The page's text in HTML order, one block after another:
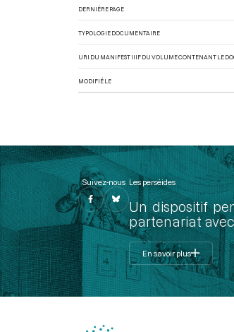
DERNIÈRE PAGE
TYPOLOGIE DOCUMENTAIRE
URI DU MANIFEST IIIF DU VOLUME CONTENANT LE
MODIFIÉ LE
Suivez-nous Les perséides
Un dispositif
partenariat
En savoir plus